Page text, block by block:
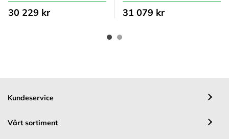
30 229 kr 31 079 kr
Kundeservice
Vårt sortiment